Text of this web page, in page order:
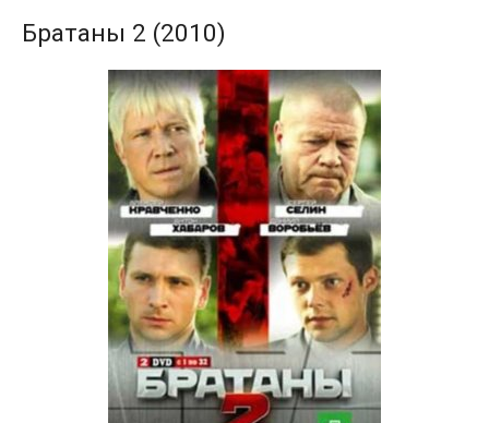
Братаны 2 (2010)